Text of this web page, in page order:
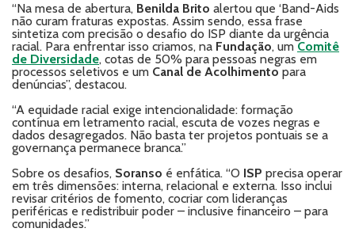
“Na mesa de abertura, Benilda Brito alertou que ‘Band-Aids
não curam fraturas expostas. Assim sendo, essa frase
sintetiza com precisão o desafio do ISP diante da urgência
racial. Para enfrentar isso criamos, na Fundação, umComitê
de Diversidade, cotas de 50% para pessoas negras em
processos seletivos e um Canal de Acolhimentopara
denúncias”, destacou.
“A equidade racial exige intencionalidade: formação
contínua em letramento racial, escuta de vozes negras e
dados desagregados. Não basta ter projetos pontuais se a
governança permanece branca.”
Sobre os desafios, Soranso é enfática. “O ISP precisa operar
em três dimensões: interna, relacional e externa. Isso inclui
revisar critérios de fomento, cocriar com lideranças
periféricas e redistribuir poder – inclusive financeiro – para
comunidades.”